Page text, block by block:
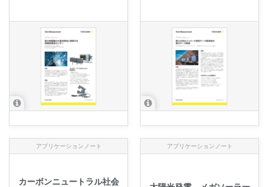
アプリケーションノート
カーボンニュートラル社会
アプリケーションノート